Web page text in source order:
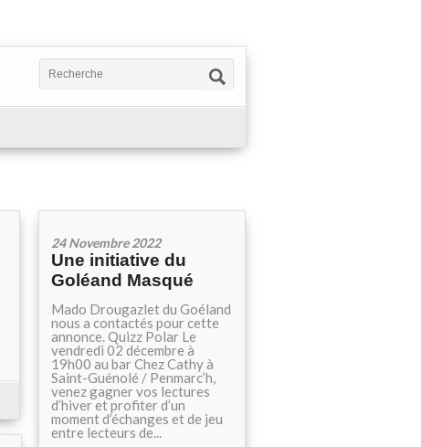
24 Novembre 2022
Une initiative du
Goléand Masqué
Mado Drougazlet du Goéland
nous a contactés pour cette
annonce. Quizz Polar Le
vendredi 02 décembre à
19h00 au bar Chez Cathy à
Saint-Guénolé / Penmarc’h,
venez gagner vos lectures
d’hiver et profiter d’un
moment d’échanges et de jeu
entre lecteurs de...